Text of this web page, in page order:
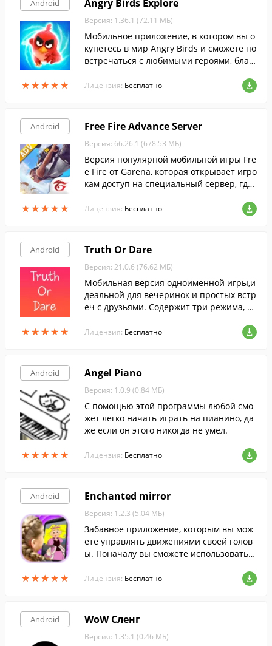
Android
★★★★★
★★★★★
Angry Birds Explore
Версия: 1.36.1 (72.11 МБ)
Мобильное приложение, в котором вы о
кунетесь в мир Angry Birds и сможете по
встречаться с любимыми героями, благ
сти.
Лицензия: Бесплатно
Android
★★★★★
★★★★★
Free Fire Advance Server
Версия: 66.26.1 (678.53 МБ)
Версия популярной мобильной игры Fre
e Fire от Garena, которая открывает игро
кам доступ на специальный сервер, где
ения, до их релиза в официальной верс
Лицензия: Бесплатно
Android
★★★★★
★★★★★
Truth Or Dare
Версия: 21.0.6 (76.62 МБ)
Мобильная версия одноименной игры,и
деальной для вечеринок и простых встр
еч с друзьями. Содержит три режима, п
слых.
Лицензия: Бесплатно
Android
★★★★★
★★★★★
Angel Piano
Версия: 1.0.9 (0.84 МБ)
С помощью этой программы любой смо
жет легко начать играть на пианино, да
же если он этого никогда не умел.
Лицензия: Бесплатно
Android
★★★★★
★★★★★
Enchanted mirror
Версия: 1.2.3 (5.04 МБ)
Забавное приложение, которым вы мож
ете управлять движениями своей голов
ы. Поначалу вы сможете использовать е
ьким исключением.
Лицензия: Бесплатно
Android WoW Сленг
Версия: 1.35.1 (0.46 МБ)